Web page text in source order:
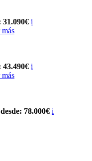
31.090€ i
43.490€ i
78.000€ i